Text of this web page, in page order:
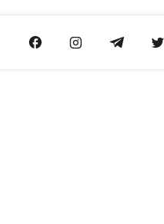
ПОСИЛАННЯ НАПОСИЛАННЯ НА